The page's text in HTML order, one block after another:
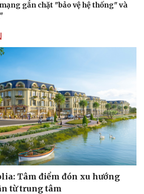
gắn chặt "bảo vệ hệ thống" và
Tâm điểm đón xu hướng
từ trung tâm